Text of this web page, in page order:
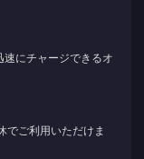
にチャージできるオ
でご利用いただけま